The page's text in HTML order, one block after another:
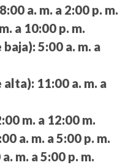
8:00 a. m. a 2:00 p. m.
a 10:00 p. m.
5:00 a. m. a
alta): 11:00 a. m. a
m. a 12:00 m.
a. m. a 5:00 p. m.
m. a 5:00 p. m.